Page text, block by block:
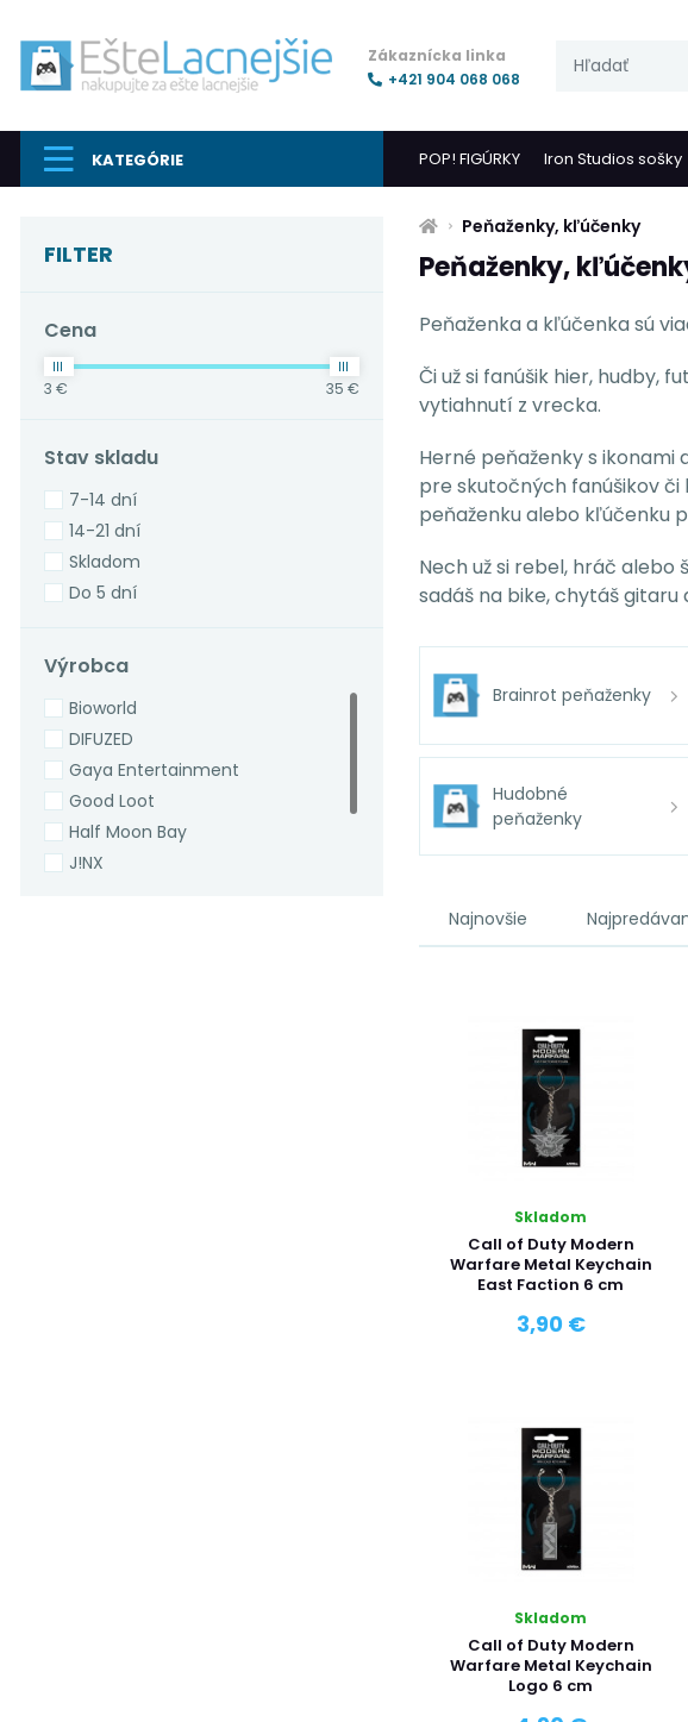
Zákaznícka linka
+421 904 068 068
KATEGÓRIE POP! FIGÚRKY Iron Studios sošky
FILTER
Cena
3 € 35 €
Stav skladu
7-14 dní
14-21 dní
Skladom
Do 5 dní
Výrobca
Bioworld
DIFUZED
Gaya Entertainment
Good Loot
Half Moon Bay
J!NX
Peňaženky, kľúčenky
Peňaženky,
Peňaženka a kľúčenka sú
Či už si fanúšik hier, hudby,
vytiahnutí z vrecka.
Herné peňaženky s ikonami
pre skutočných fanúšikov
peňaženku alebo kľúčenku
Nech už si rebel, hráč
sadáš na bike, chytáš gitaru
Brainrot peňaženky
Hudobné
peňaženky
Najnovšie
Skladom
Call of Duty Modern
Warfare Metal Keychain
East Faction 6 cm
3,90 €
Skladom
Call of Duty Modern
Warfare Metal Keychain
Logo 6 cm